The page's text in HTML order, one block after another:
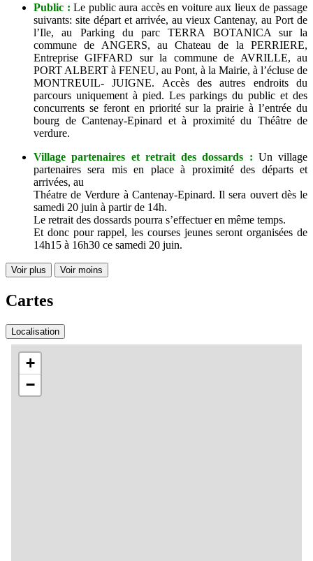
Public : Le public aura accès en voiture aux lieux de passage
suivants: site départ et arrivée, au vieux Cantenay, au Port de
l’Ile, au Parking du parc TERRA BOTANICA sur la
commune de ANGERS, au Chateau de la PERRIERE,
Entreprise GIFFARD sur la commune de AVRILLE, au
PORT ALBERT à FENEU, au Pont, à la Mairie, à l’écluse de
MONTREUIL- JUIGNE. Accès des autres endroits du
parcours uniquement à pied. Les parkings du public et des
concurrents se feront en priorité sur la prairie à l’entrée du
bourg de Cantenay-Epinard et à proximité du Théâtre de
verdure.
Village partenaires et retrait des dossards : Un village
partenaires sera mis en place à proximité des départs et
arrivées, au
Théatre de Verdure à Cantenay-Epinard. Il sera ouvert dès le
samedi 20 juin à partir de 14h.
Le retrait des dossards pourra s’effectuer en même temps.
Et donc pour rappel, les courses jeunes seront organisées de
14h15 à 16h30 ce samedi 20 juin.
Voir plus Voir moins
Cartes
Localisation